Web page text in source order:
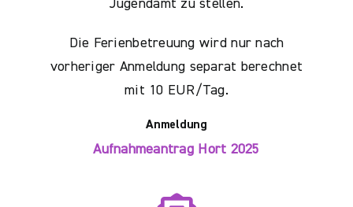
Jugendamt zu stellen.
Die Ferienbetreuung wird nur nach
vorheriger Anmeldung separat berechnet
mit 10 EUR/Tag.
Anmeldung
Aufnahmeantrag Hort 2025